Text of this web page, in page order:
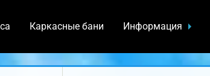
Каркасные бани Информация